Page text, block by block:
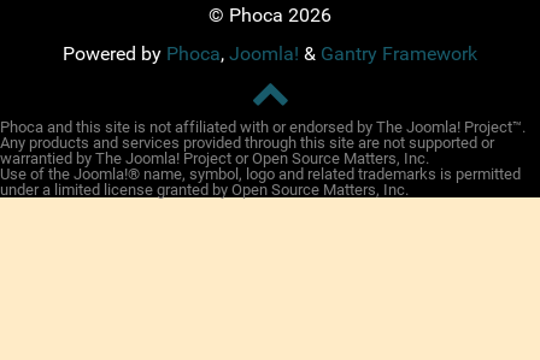
© Phoca 2026
Powered by Phoca, Joomla! & Gantry Framework
Phoca and this site is not affiliated with or endorsed by The Joomla! Project™.
Any products and services provided through this site are not supported or
warrantied by The Joomla! Project or Open Source Matters, Inc.
Use of the Joomla!® name, symbol, logo and related trademarks is permitted
under a limited license granted by Open Source Matters, Inc.